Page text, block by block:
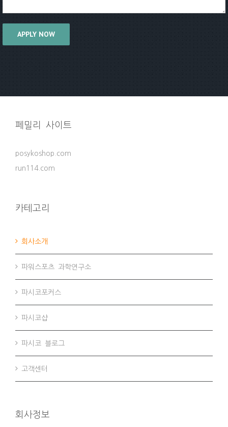
페밀리 사이트
posykoshop.com
run114.com
카테고리
회사소개
파워스포츠 과학연구소
파시코포커스
파시코샵
파시코 블로그
고객센터
회사정보